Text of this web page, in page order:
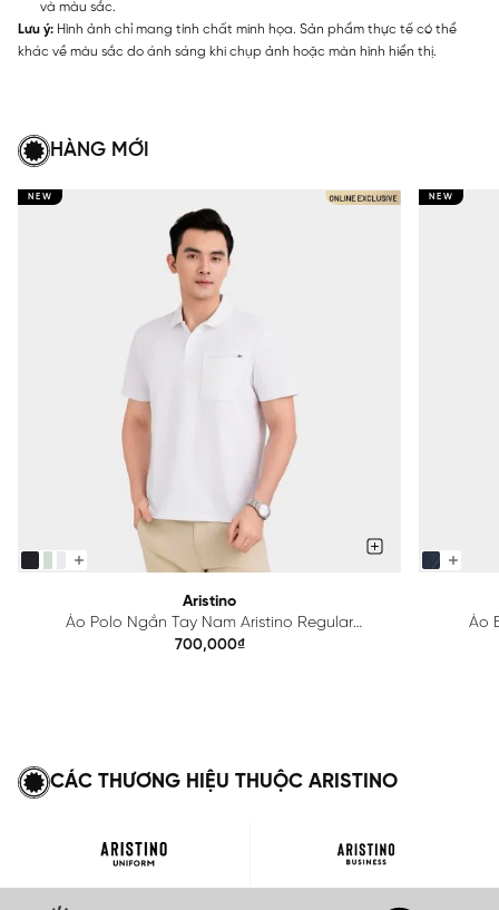
và màu sắc.
Lưu ý: Hình ảnh chỉ mang tính chất minh họa. Sản phẩm thực tế có thể
khác về màu sắc do ánh sáng khi chụp ảnh hoặc màn hình hiển thị.
HÀNG MỚI
NEW
Aristino
Áo Polo Ngắn Tay Nam Aristino Regular
APS615EDP01
700,000₫
NEW
Áo
CÁC THƯƠNG HIỆU THUỘC ARISTINO